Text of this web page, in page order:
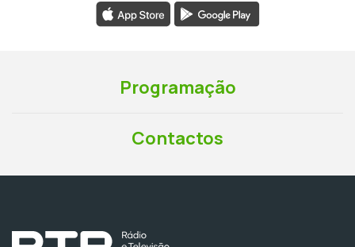
Programação
Contactos